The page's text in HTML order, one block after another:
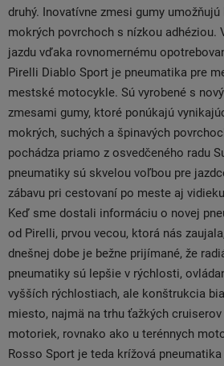
druhý. Inovatívne zmesi gumy
mokrých povrchoch s nízkou adhéziou.
jazdu vďaka rovnomernému
Pirelli Diablo Sport je pneumatika pre
mestské motocykle. Sú vyrobené s
zmesami gumy, ktoré ponúkajú
mokrých, suchých a špinavých
pochádza priamo z osvedčeného radu
pneumatiky sú skvelou voľbou pre
zábavu pri cestovaní po meste aj
Keď sme dostali informáciu o novej
od Pirelli, prvou vecou, ​​ktorá nás
dnešnej dobe je bežne prijímané, že
pneumatiky sú lepšie v rýchlosti,
vyšších rýchlostiach, ale konštrukcia
miesto, najmä na trhu ťažkých
motoriek, rovnako ako u terénnych
Rosso Sport je teda krížová